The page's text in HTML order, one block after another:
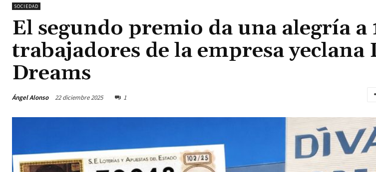
SOCIEDAD
El segundo premio da una alegría a
trabajadores de la empresa yeclana
Dreams
Ángel Alonso 22 diciembre 2025 1